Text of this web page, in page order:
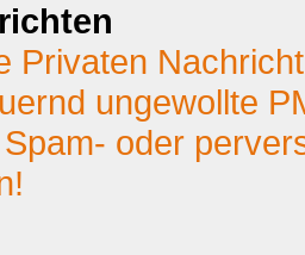
Privaten
ungewollte
oder